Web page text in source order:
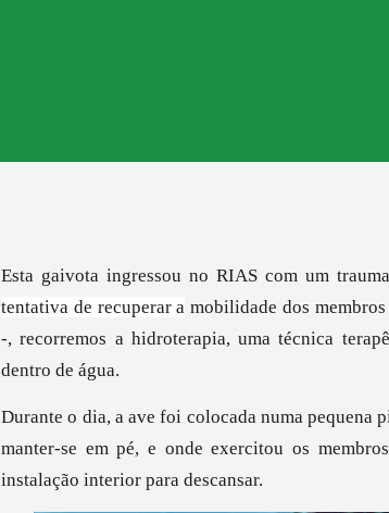
Esta gaivota ingressou no RIAS com um
tentativa de recuperar a mobilidade dos
-, recorremos a hidroterapia, uma técnica
dentro de água.
Durante o dia, a ave foi colocada numa pequena
manter-se em pé, e onde exercitou os
instalação interior para descansar.